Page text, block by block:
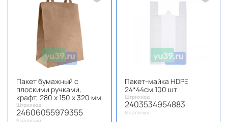
Пакет бумажный с
плоскими ручками,
крафт, 280 x 150 x 320 мм.
Штрихкод
24606055979355
Пакет-майка HDPE
24*44см 100 шт
Штрихкод
2403534954883
В наличии